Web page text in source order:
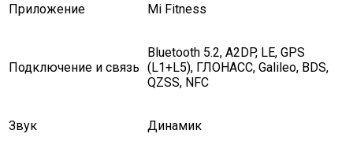
Приложение Mi Fitness
Подключение и связь
Bluetooth 5.2, A2DP, LE, GPS
(L1+L5), ГЛОНАСС, Galileo, BDS,
QZSS, NFC
Звук Динамик